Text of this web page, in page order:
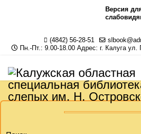
Версия
(4842) 56-28-51
Пн.-Пт.: 9.00-18.00 Адрес: г. Калуга